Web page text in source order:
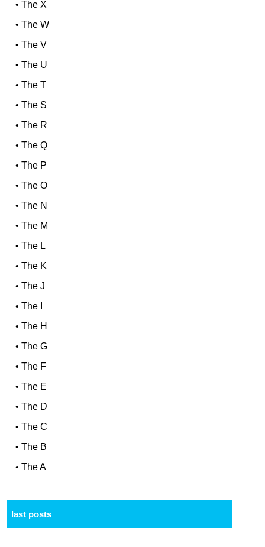
•The X
•The W
•The V
•The U
•The T
•The S
•The R
•The Q
•The P
•The O
•The N
•The M
•The L
•The K
•The J
•The I
•The H
•The G
•The F
•The E
•The D
•The C
•The B
•The A
last posts